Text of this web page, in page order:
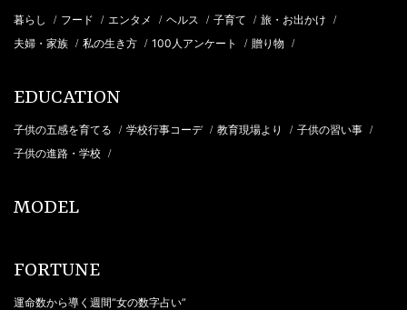
暮らし / フード / エンタメ / ヘルス / 子育て / 旅・お出かけ /
夫婦・家族 / 私の生き方 / 100人アンケート / 贈り物 /
EDUCATION
子供の五感を育てる / 学校行事コーデ / 教育現場より / 子供の習い事 /
子供の進路・学校 /
MODEL
FORTUNE
運命数から導く週間“女の数字占い”